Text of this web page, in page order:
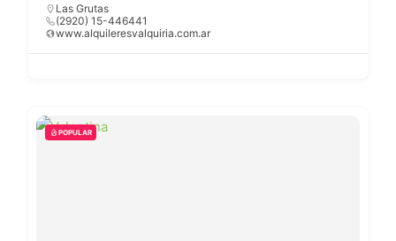
Las Grutas
(2920) 15-446441
www.alquileresvalquiria.com.ar
POPULAR